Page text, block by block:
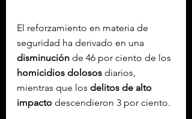
El reforzamiento en materia de
seguridad ha derivado en una
disminución de 46 por ciento de los
homicidios dolosos diarios,
mientras que los delitos de alto
impacto descendieron 3 por ciento.